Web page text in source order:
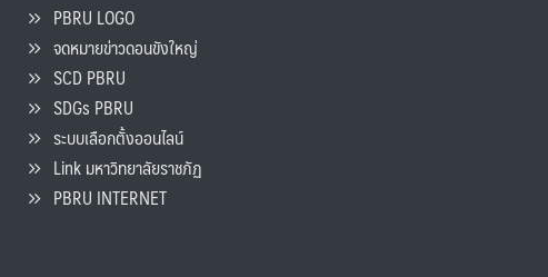
PBRU LOGO
จดหมายข่าวดอนขังใหญ่
SCD PBRU
SDGs PBRU
ระบบเลือกตั้งออนไลน์
Link มหาวิทยาลัยราชภัฏ
PBRU INTERNET